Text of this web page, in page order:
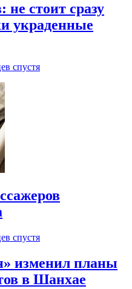
не стоит сразу
украденные
спустя
спустя
изменил планы
в Шанхае